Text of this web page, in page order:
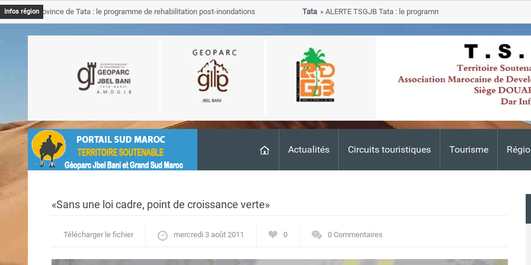
Actualités Circuits touristiques Tourisme
Infos région
Province de Tata : le programme de rehabilitation post-inondations
ALERTE TSGJB Tata : le programme de rehabilitation post-
progresse dans les zones sinistrees
«Sans une loi cadre, point de croissance verte»
Télécharger le fichier mercredi 3 août 2011 0 0 Commentaires